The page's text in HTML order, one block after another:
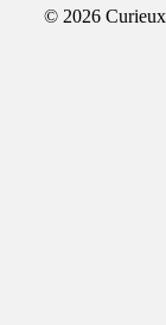
© 2026